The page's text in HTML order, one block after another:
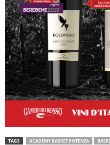
TAGS ACADEMY BASKET POTENZA